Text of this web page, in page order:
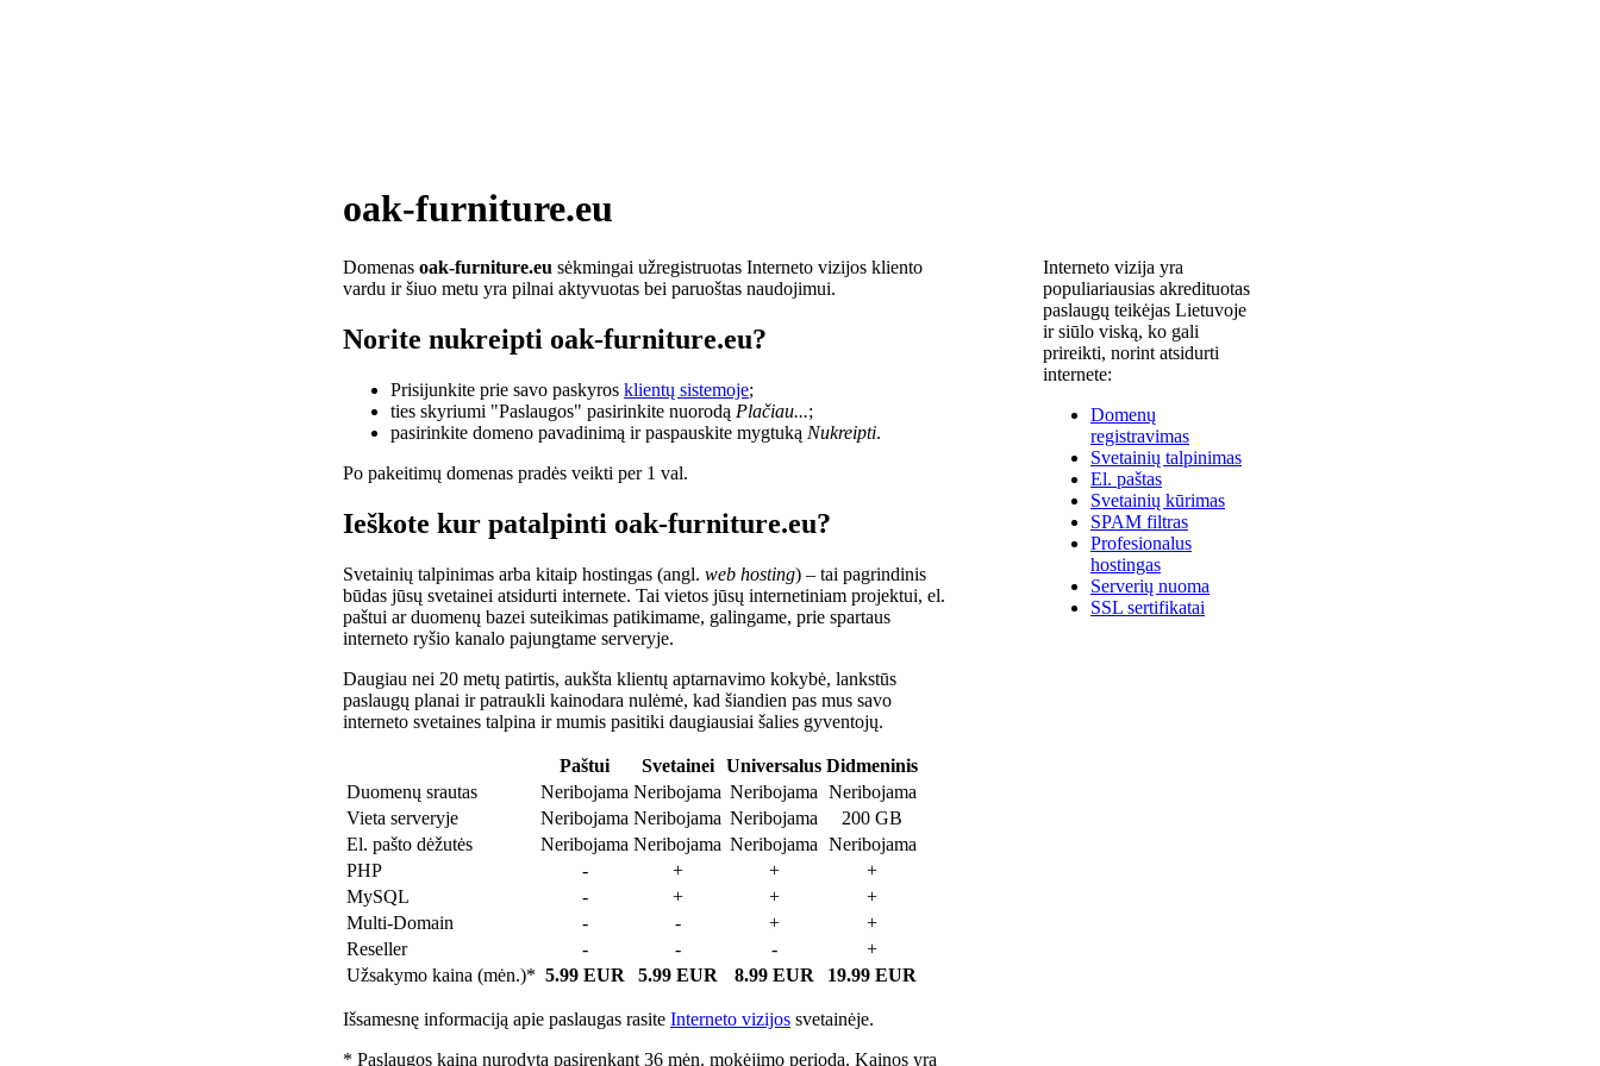
oak-furniture.eu
Domenas oak-furniture.eu sėkmingai užregistruotas Interneto vizijos kliento
vardu ir šiuo metu yra pilnai aktyvuotas bei paruoštas naudojimui.
Norite nukreipti oak-furniture.eu?
Prisijunkite prie savo paskyros klientų sistemoje;
ties skyriumi "Paslaugos" pasirinkite nuorodą Plačiau...;
pasirinkite domeno pavadinimą ir paspauskite mygtuką Nukreipti.
Po pakeitimų domenas pradės veikti per 1 val.
Ieškote kur patalpinti oak-furniture.eu?
Svetainių talpinimas arba kitaip hostingas (angl. web hosting) – tai pagrindinis
būdas jūsų svetainei atsidurti internete. Tai vietos jūsų internetiniam projektui, el.
paštui ar duomenų bazei suteikimas patikimame, galingame, prie spartaus
interneto ryšio kanalo pajungtame serveryje.
Daugiau nei 20 metų patirtis, aukšta klientų aptarnavimo kokybė, lankstūs
paslaugų planai ir patraukli kainodara nulėmė, kad šiandien pas mus savo
interneto svetaines talpina ir mumis pasitiki daugiausiai šalies gyventojų.
Paštui Svetainei Universalus Didmeninis
Duomenų srautas
Neribojama Neribojama Neribojama Neribojama
Vieta serveryje
Neribojama Neribojama Neribojama
200 GB
El. pašto dėžutės
Neribojama Neribojama Neribojama Neribojama
PHP
- + +
+
MySQL
- + +
+
Multi-Domain
- - +
+
Reseller
- - -
+
Užsakymo kaina (mėn.)* 5.99 EUR 5.99 EUR 8.99 EUR 19.99 EUR
Išsamesnę informaciją apie paslaugas rasite Interneto vizijos svetainėje.
* Paslaugos kaina nurodyta pasirenkant 36 mėn. mokėjimo periodą. Kainos yra
Interneto vizija yra
populiariausias akredituotas
paslaugų teikėjas Lietuvoje
ir siūlo viską, ko gali
prireikti, norint atsidurti
internete:
Domenų
registravimas
Svetainių talpinimas
El. paštas
Svetainių kūrimas
SPAM filtras
Profesionalus
hostingas
Serverių nuoma
SSL sertifikatai